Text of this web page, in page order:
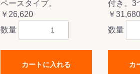
ペースタイプ。
￥26,620
数量
カートに入れる
付き。3
￥31,680
数量
カ